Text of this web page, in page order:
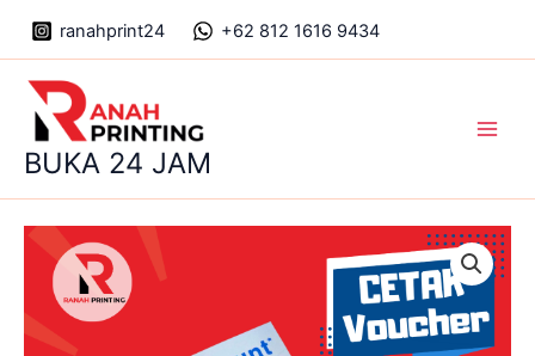
ranahprint24 +62 812 1616 9434
BUKA 24 JAM